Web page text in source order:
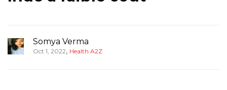
Somya Verma
Oct 1, 2022, Health A2Z